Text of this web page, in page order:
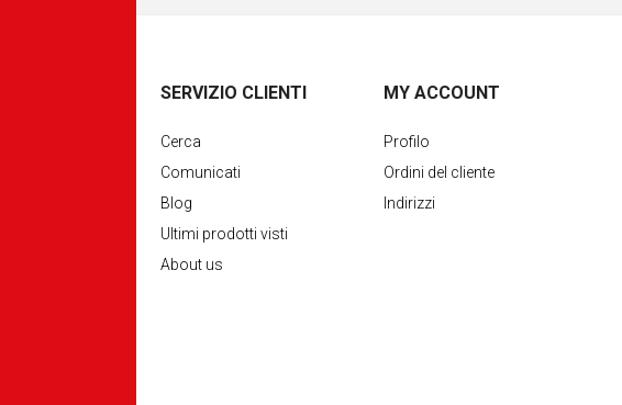
SERVIZIO CLIENTI
Cerca
Comunicati
Blog
Ultimi prodotti visti
About us
MY ACCOUNT
Profilo
Ordini del cliente
Indirizzi